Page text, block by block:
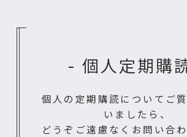
- 個人定期購
個人の定期購読についてご
いましたら、
どうぞご遠慮なくお問い合